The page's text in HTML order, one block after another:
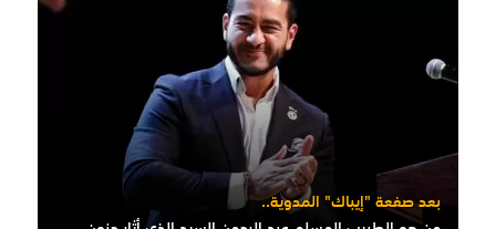
بعد صفعة "إيباك" المدوية..